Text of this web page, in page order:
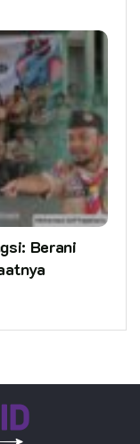
Berani